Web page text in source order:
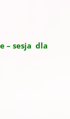
– sesja dla